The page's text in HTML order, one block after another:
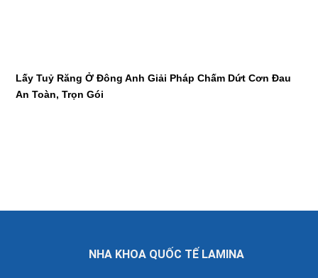
Lấy Tuỷ Răng Ở Đông Anh Giải Pháp Chấm Dứt Cơn Đau
An Toàn, Trọn Gói
NHA KHOA QUỐC TẾ LAMINA